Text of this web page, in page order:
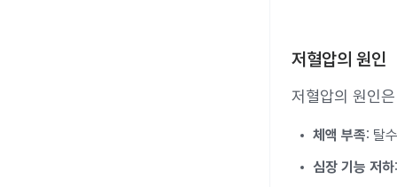
저혈압의 원인
저혈압의 원인
체액 부족: 탈
심장 기능 저하